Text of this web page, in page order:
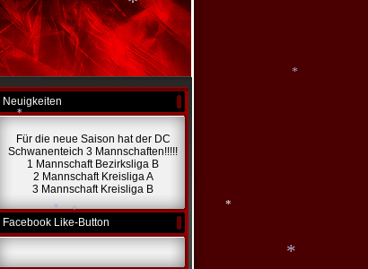
Neuigkeiten
Für die neue Saison hat der DC
Schwanenteich 3 Mannschaften!!!!!
1 Mannschaft Bezirksliga B
2 Mannschaft Kreisliga A
3 Mannschaft Kreisliga B
Facebook Like-Button
*
*
*